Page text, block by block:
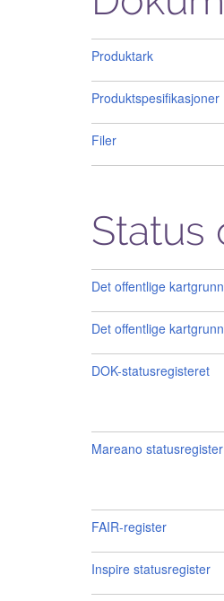
Produktark
Produktspesifikasjoner
Filer
Status
Det offentlige
Det offentlige
DOK-statusregisteret
Mareano statusregister
FAIR-register
Inspire statusregister